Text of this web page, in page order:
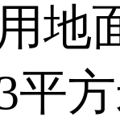
地
平方